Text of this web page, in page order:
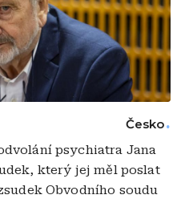
Česko
psychiatra Jana
který jej měl poslat
Obvodního soudu